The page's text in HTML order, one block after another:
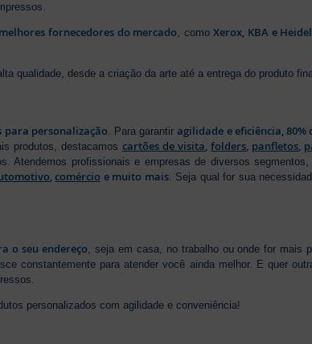
melhores fornecedores do mercado, comoXerox, KBA e
qualidade, desde a criação da arte até a entrega do produto
para personalização . Para garantiragilidade e eficiência,
produtos, destacamos cartões de visita,folders, panfletos,
Atendemos profissionais e empresas de diversos
,comércio e muito mais. Seja qual for sua
o seu endereço, seja em casa, no trabalho ou onde for mais
constantemente para atender você ainda melhor. E quer
personalizados com agilidade e conveniência!